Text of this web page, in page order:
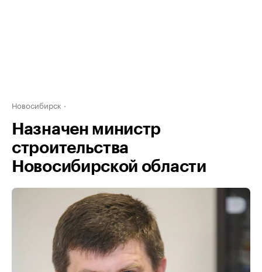
Новосибирск
Назначен министр
строительства
Новосибирской области